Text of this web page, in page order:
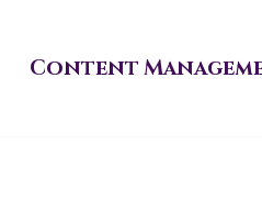
Zum
Content